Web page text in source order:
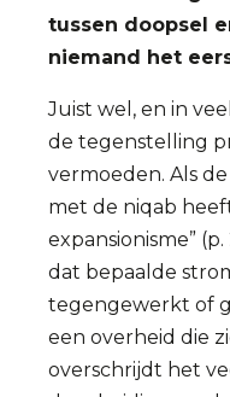
tussen doopsel
niemand het
Juist wel, en in
de tegenstelling
vermoeden. Als
met de niqab
expansionisme”
dat bepaalde
tegengewerkt of
een overheid die
overschrijdt het